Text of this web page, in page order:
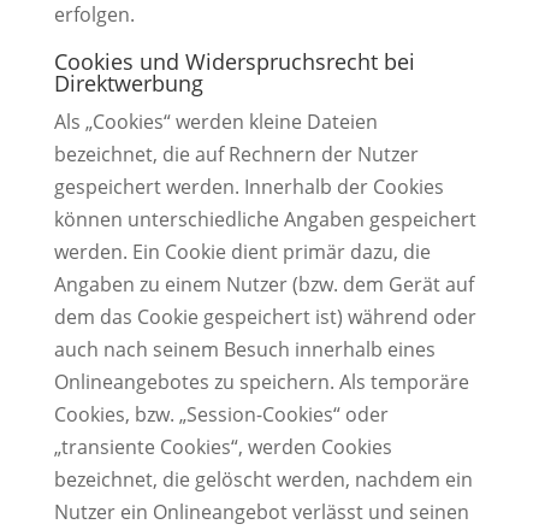
erfolgen.
Cookies und Widerspruchsrecht bei
Direktwerbung
Als „Cookies“ werden kleine Dateien
bezeichnet, die auf Rechnern der Nutzer
gespeichert werden. Innerhalb der Cookies
können unterschiedliche Angaben gespeichert
werden. Ein Cookie dient primär dazu, die
Angaben zu einem Nutzer (bzw. dem Gerät auf
dem das Cookie gespeichert ist) während oder
auch nach seinem Besuch innerhalb eines
Onlineangebotes zu speichern. Als temporäre
Cookies, bzw. „Session-Cookies“ oder
„transiente Cookies“, werden Cookies
bezeichnet, die gelöscht werden, nachdem ein
Nutzer ein Onlineangebot verlässt und seinen